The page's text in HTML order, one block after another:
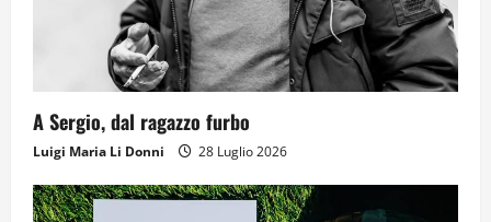
A Sergio, dal ragazzo furbo
Luigi Maria Li Donni 28 Luglio 2026